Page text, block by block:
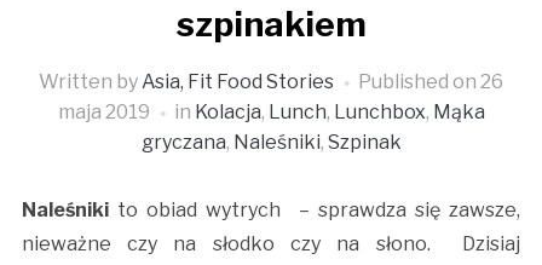
szpinakiem
Written byAsia, Fit Food Stories Published on 26
maja 2019
in Kolacja, Lunch, Lunchbox, Mąka
gryczana, Naleśniki, Szpinak
Naleśnikito obiad wytrych – sprawdza się zawsze,
nieważne czy na słodko czy na słono. Dzisiaj